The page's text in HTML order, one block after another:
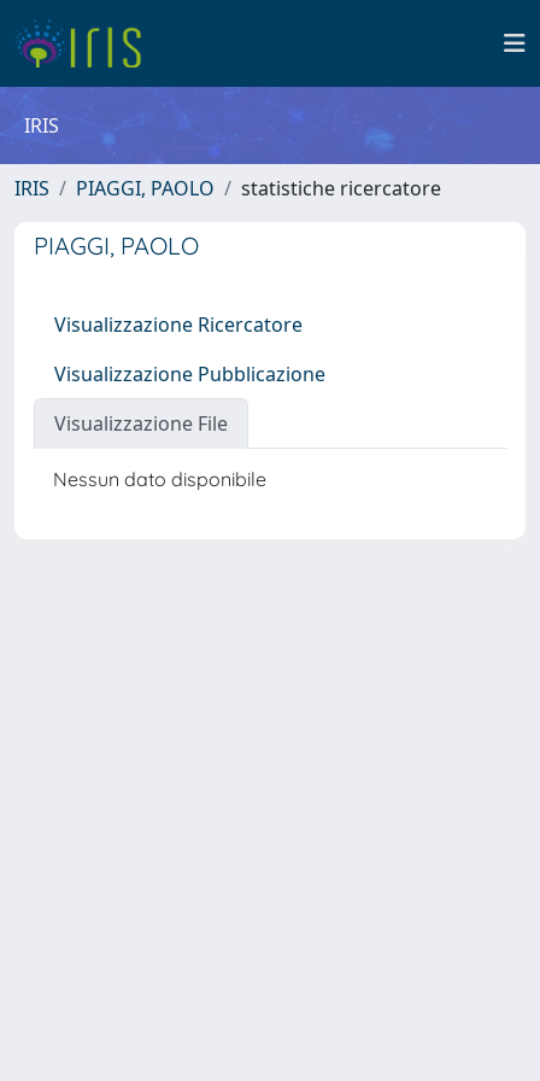
IRIS
IRIS PIAGGI, PAOLO statistiche ricercatore
PIAGGI, PAOLO
Visualizzazione Ricercatore
Visualizzazione Pubblicazione
Visualizzazione File
Nessun dato disponibile